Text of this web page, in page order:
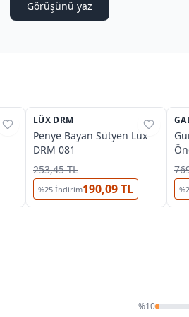
Görüşünü yaz
%25
LÜX DRM
Penye Bayan Sütyen Lüx
DRM 081
253,45 TL
%25 İndirim190,09 TL
%
%
%10